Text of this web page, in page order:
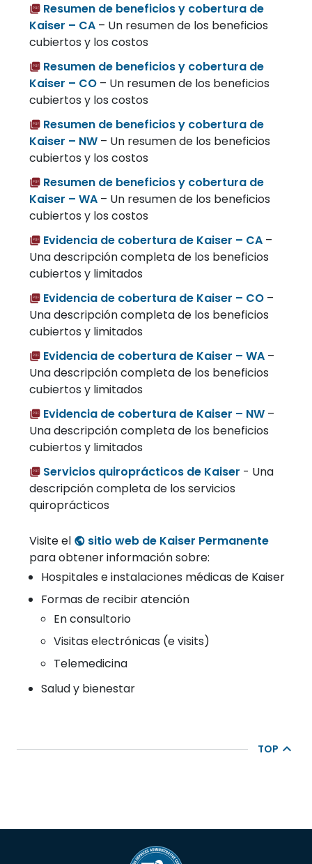
Resumen de beneficios y cobertura de
Kaiser – CA– Un resumen de los beneficios
cubiertos y los costos
Resumen de beneficios y cobertura de
Kaiser – CO– Un resumen de los beneficios
cubiertos y los costos
Resumen de beneficios y cobertura de
Kaiser – NW– Un resumen de los beneficios
cubiertos y los costos
Resumen de beneficios y cobertura de
Kaiser – WA– Un resumen de los beneficios
cubiertos y los costos
Evidencia de cobertura de Kaiser – CA–
Una descripción completa de los beneficios
cubiertos y limitados
Evidencia de cobertura de Kaiser – CO–
Una descripción completa de los beneficios
cubiertos y limitados
Evidencia de cobertura de Kaiser – WA–
Una descripción completa de los beneficios
cubiertos y limitados
Evidencia de cobertura de Kaiser – NW–
Una descripción completa de los beneficios
cubiertos y limitados
Servicios quiroprácticos de Kaiser - Una
descripción completa de los servicios
quiroprácticos
Visite el
sitio web de Kaiser Permanente
para obtener información sobre:
Hospitales e instalaciones médicas de Kaiser
Formas de recibir atención
En consultorio
Visitas electrónicas (e visits)
Telemedicina
Salud y bienestar
TOP